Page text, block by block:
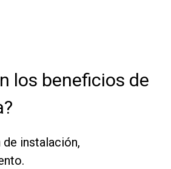
los beneficios de
instalación,